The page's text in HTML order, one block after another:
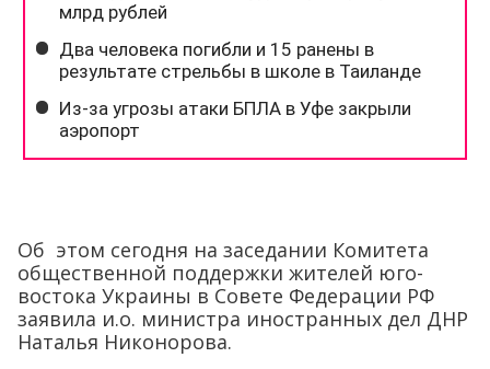
Об этом сегодня на заседании Комитета
общественной поддержки жителей юго-
востока Украины в Совете Федерации РФ
заявила и.о. министра иностранных дел ДНР
Наталья Никонорова.